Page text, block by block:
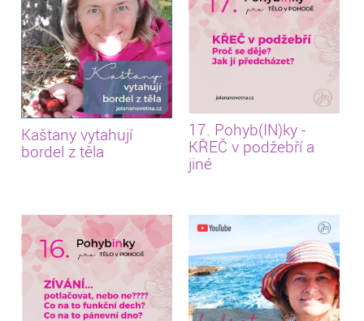
Kaštany vytahují
bordel z těla
17. Pohyb(IN)ky -
KŘEČ v podžebří a
jiné